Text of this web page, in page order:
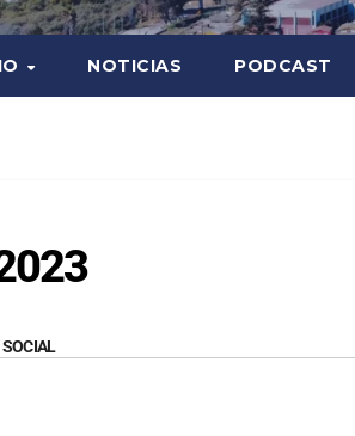
NOTICIAS PODCAST